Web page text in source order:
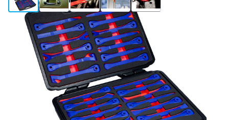
+33
W magazynie
319,04zł Z VAT
Dodaj do koszyka
Zamów przed 23:59,wysyłka jutro